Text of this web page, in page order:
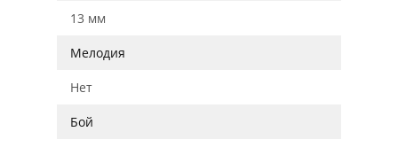
13 мм
Мелодия
Нет
Бой